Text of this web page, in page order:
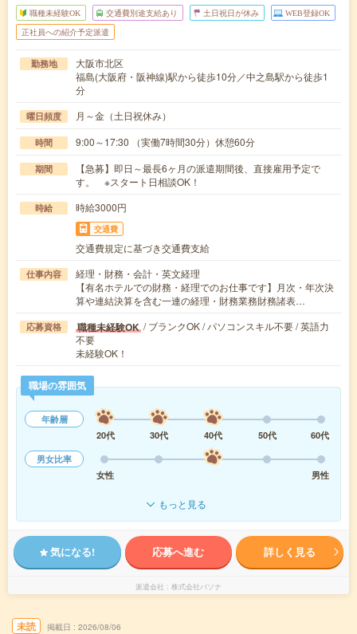
職種未経験OK 交通費別途支給あり 土日祝日が休み WEB登録OK
正社員への紹介予定派遣
勤務地
大阪市北区
福島(大阪府・阪神線)駅から徒歩10分／中之島駅から徒歩1
分
曜日頻度 月～金（土日祝休み）
時間 9:00～17:30 （実働7時間30分）休憩60分
期間
【急募】即日～最長6ヶ月の派遣期間後、直接雇用予定で
す。 ※スタート日相談OK！
時給 時給3000円
交通費
交通費規定に基づき交通費支給
仕事内容
経理・財務・会計・英文経理
【有名ホテルでの財務・経理でのお仕事です】月次・年次決
算や連結決算を含む一連の経理・財務業務財務諸表…
応募資格 職種未経験OK / ブランクOK / パソコンスキル不要 / 英語力
不要
未経験OK！
職場の雰囲気
年齢層
20代
30代 40代 50代
60代
男女比率
女性
男性
もっと見る
気になる! 応募へ進む 詳しく見る
派遣会社 株式会社パソナ
未読 掲載日 2026/08/06